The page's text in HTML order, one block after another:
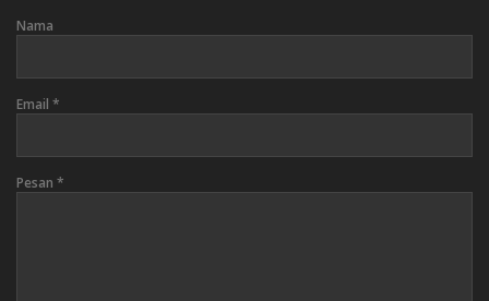
Nama
Email *
Pesan *